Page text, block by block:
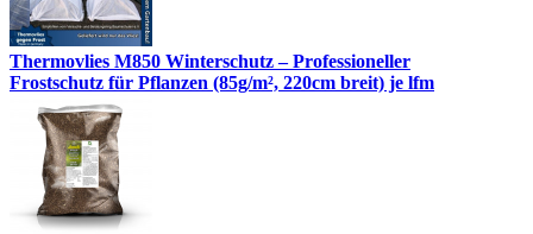
Thermovlies M850 Winterschutz – Professioneller
Frostschutz für Pflanzen (85g/m², 220cm breit) je lfm